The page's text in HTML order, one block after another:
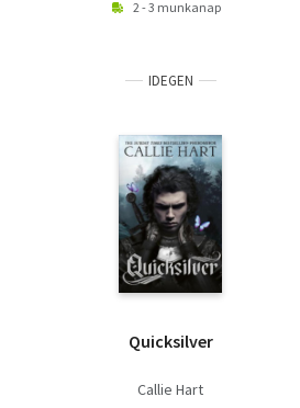
2 - 3 munkanap
IDEGEN
Quicksilver
Callie Hart